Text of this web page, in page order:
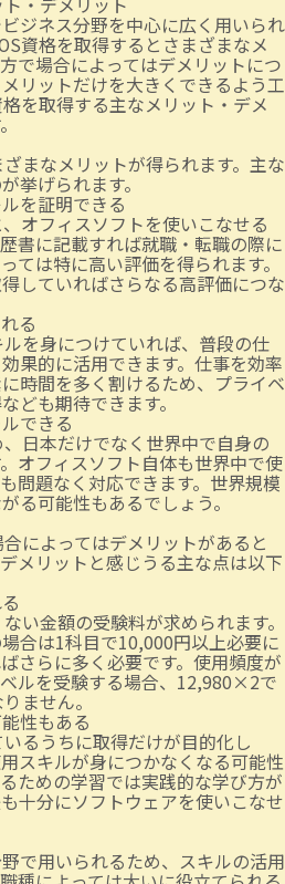
ジネス分野を中心に広く用いられ
資格を取得するとさまざまなメ
で場合によってはデメリットにつ
リットだけを大きくできるよう工
を取得する主なメリット・デメ
まなメリットが得られます。主な
挙げられます。
を証明できる
オフィスソフトを使いこなせる
書に記載すれば就職・転職の際に
ては特に高い評価を得られます。
していればさらなる高評価につな
る
を身につけていれば、普段の仕
果的に活用できます。仕事を効率
時間を多く割けるため、プライベ
ども期待できます。
できる
日本だけでなく世界中で自身の
オフィスソフト自体も世界中で使
問題なく対応できます。世界規模
る可能性もあるでしょう。
によってはデメリットがあると
メリットと感じうる主な点は以下
い金額の受験料が求められます。
合は1科目で10,000円以上必要に
さらに多く必要です。使用頻度が
ルを受験する場合、12,980×2で
ません。
性もある
るうちに取得だけが目的化し
スキルが身につかなくなる可能性
ための学習では実践的な学び方が
十分にソフトウェアを使いこなせ
で用いられるため、スキルの活用